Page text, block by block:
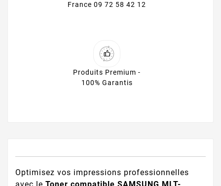
France 09 72 58 42 12
Produits Premium -
100% Garantis
Optimisez vos impressions professionnelles